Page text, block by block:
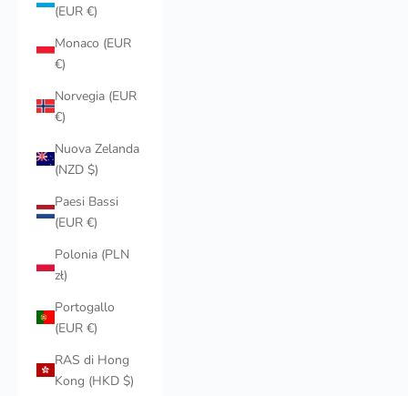
(EUR €)
Monaco (EUR
€)
Norvegia (EUR
€)
Nuova Zelanda
(NZD $)
Paesi Bassi
(EUR €)
Polonia (PLN
zł)
Portogallo
(EUR €)
RAS di Hong
Kong (HKD $)